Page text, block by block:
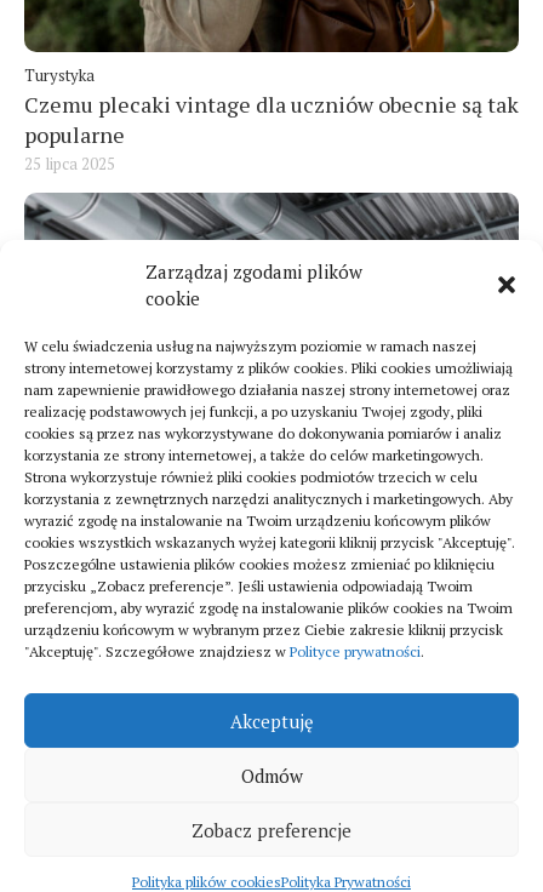
Zarządzaj zgodami plików
cookie
W celu świadczenia usług na najwyższym poziomie w ramach naszej
strony internetowej korzystamy z plików cookies. Pliki cookies umożliwiają
nam zapewnienie prawidłowego działania naszej strony internetowej oraz
realizację podstawowych jej funkcji, a po uzyskaniu Twojej zgody, pliki
cookies są przez nas wykorzystywane do dokonywania pomiarów i analiz
korzystania ze strony internetowej, a także do celów marketingowych.
Strona wykorzystuje również pliki cookies podmiotów trzecich w celu
korzystania z zewnętrznych narzędzi analitycznych i marketingowych. Aby
wyrazić zgodę na instalowanie na Twoim urządzeniu końcowym plików
cookies wszystkich wskazanych wyżej kategorii kliknij przycisk "Akceptuję".
Poszczególne ustawienia plików cookies możesz zmieniać po kliknięciu
przycisku „Zobacz preferencje”. Jeśli ustawienia odpowiadają Twoim
preferencjom, aby wyrazić zgodę na instalowanie plików cookies na Twoim
urządzeniu końcowym w wybranym przez Ciebie zakresie kliknij przycisk
"Akceptuję". Szczegółowe znajdziesz w Polityce prywatności.
Akceptuję
Odmów
Zobacz preferencje
Polityka plików cookiesPolityka Prywatności
Turystyka
Czemu plecaki vintage dla uczniów obecnie są tak
popularne
25 lipca 2025
Turystyka
Jak znaleźć dobrą firmę do sanitarnych instalacji
w szpitalach
20 lipca 2025
Fitka © 2026. All Rights Reserved.